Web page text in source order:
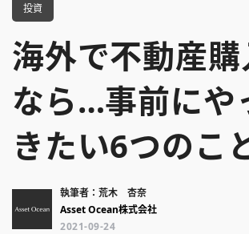
投資
海外で不動産購
なら…事前にや
きたい6つのこ
執筆者：荒木 杏奈
Asset Ocean株式会社
2021-09-24